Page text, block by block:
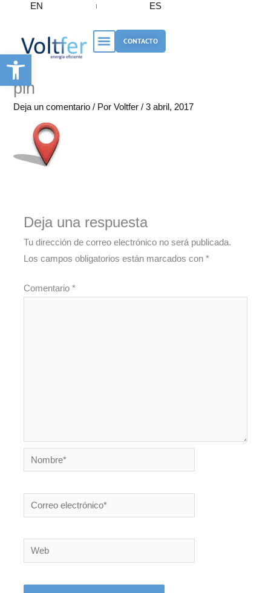
Abrir barra de herramientas
contenido
EN ES
CONTACTO
pin
Deja un comentario / PorVoltfer/3 abril, 2017
Deja una respuesta
Tu dirección de correo electrónico no será publicada.
Los campos obligatorios están marcados con*
Comentario*
Nombre*
Correo
electrónico*
Web